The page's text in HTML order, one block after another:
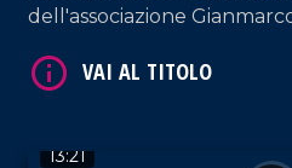
dell'associazione
13:21